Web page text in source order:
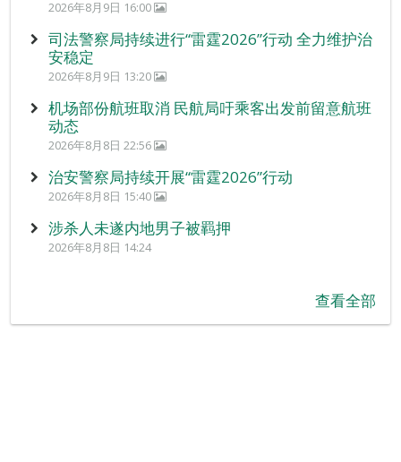
2026年8月9日 16:00
司法警察局持续进行“雷霆2026”行动 全力维护治
安稳定
2026年8月9日 13:20
机场部份航班取消 民航局吁乘客出发前留意航班
动态
2026年8月8日 22:56
治安警察局持续开展“雷霆2026”行动
2026年8月8日 15:40
涉杀人未遂内地男子被羁押
2026年8月8日 14:24
查看全部